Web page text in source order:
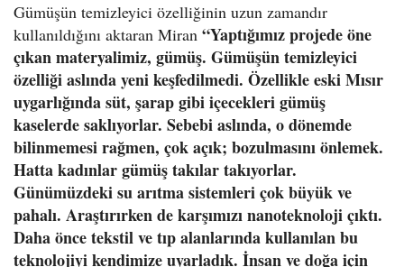
Gümüşün temizleyici özelliğinin uzun zamandır
kullanıldığını aktaran Miran “Yaptığımız projede öne
çıkan materyalimiz, gümüş. Gümüşün temizleyici
özelliği aslında yeni keşfedilmedi. Özellikle eski Mısır
uygarlığında süt, şarap gibi içecekleri gümüş
kaselerde saklıyorlar. Sebebi aslında, o dönemde
bilinmemesi rağmen, çok açık; bozulmasını önlemek.
Hatta kadınlar gümüş takılar takıyorlar.
Günümüzdeki su arıtma sistemleri çok büyük ve
pahalı. Araştırırken de karşımızı nanoteknoloji çıktı.
Daha önce tekstil ve tıp alanlarında kullanılan bu
teknolojiyi kendimize uyarladık. İnsan ve doğa için